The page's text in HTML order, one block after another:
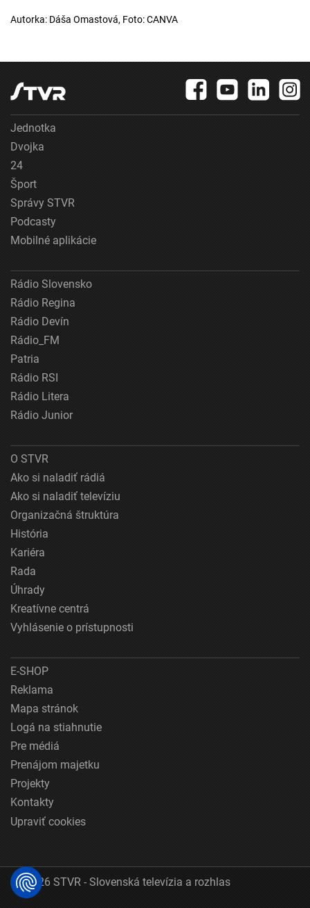
Autorka: Dáša Omastová, Foto: CANVA
Jednotka
Dvojka
24
Šport
Správy STVR
Podcasty
Mobilné aplikácie
Rádio Slovensko
Rádio Regina
Rádio Devín
Rádio_FM
Patria
Rádio RSI
Rádio Litera
Rádio Junior
O STVR
Ako si naladiť rádiá
Ako si naladiť televíziu
Organizačná štruktúra
História
Kariéra
Rada
Úhrady
Kreatívne centrá
Vyhlásenie o prístupnosti
E-SHOP
Reklama
Mapa stránok
Logá na stiahnutie
Pre médiá
Prenájom majetku
Projekty
Kontakty
Upraviť cookies
© 2026 STVR - Slovenská televízia a rozhlas